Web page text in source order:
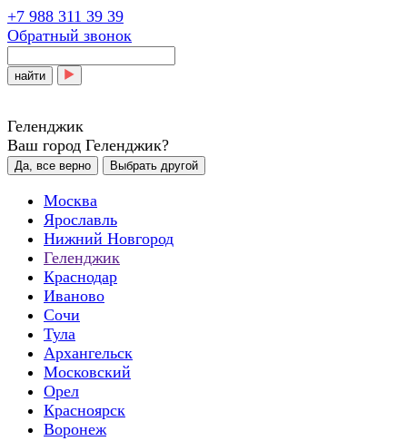
+7 988 311 39 39
Обратный звонок
найти
Геленджик
Ваш город Геленджик?
Да, все верно Выбрать другой
Москва
Ярославль
Нижний Новгород
Геленджик
Краснодар
Иваново
Сочи
Тула
Архангельск
Московский
Орел
Красноярск
Воронеж